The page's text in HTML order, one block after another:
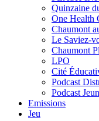
Quinzaine
One Health
Chaumont
Le Saviez-
Chaumont
LPO
Cité
Podcast
Podcast
Emissions
Jeu